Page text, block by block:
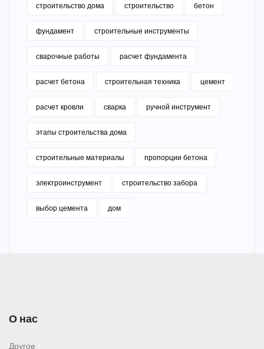
строительство дома строительство бетон
фундамент строительные инструменты
сварочные работы расчет фундамента
расчет бетона строительная техника цемент
расчет кровли сварка ручной инструмент
этапы строительства дома
строительные материалы пропорции бетона
электроинструмент строительство забора
выбор цемента дом
О нас
Другое